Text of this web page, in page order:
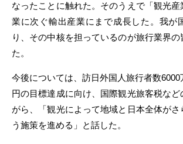
なったことに触れた。そのうえで「観光
業に次ぐ輸出産業にまで成長した。我が
り、その中核を担っているのが旅行業界の
た。
今後については、訪日外国人旅行者数
円の目標達成に向け、国際観光旅客税な
がら、「観光によって地域と日本全体がさ
う施策を進める」と話した。